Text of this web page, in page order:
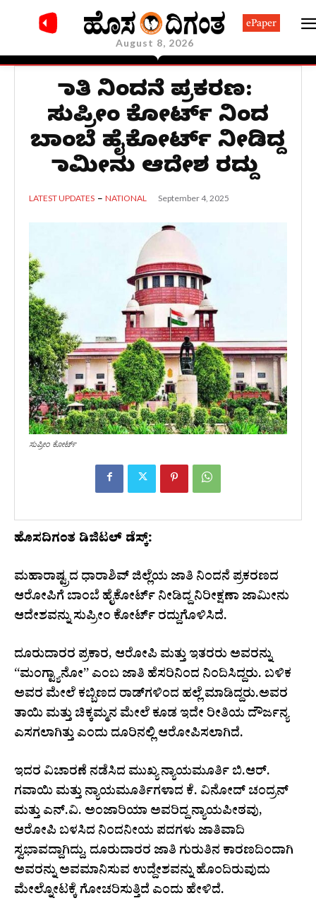
August 8, 2026
ePaper
ಜಾತಿ ನಿಂದನೆ ಪ್ರಕರಣ:
ಸುಪ್ರೀಂ ಕೋರ್ಟ್ ನಿಂದ
ಬಾಂಬೆ ಹೈಕೋರ್ಟ್ ನೀಡಿದ್ದ
ಜಾಮೀನು ಆದೇಶ ರದ್ದು
LATEST UPDATES NATIONAL September 4, 2025
ಸುಪ್ರೀಂ ಕೋರ್ಟ್‌
ಹೊಸದಿಗಂತ ಡಿಜಿಟಲ್ ಡೆಸ್ಕ್:
ಮಹಾರಾಷ್ಟ್ರದ ಧಾರಾಶಿವ್ ಜಿಲ್ಲೆಯ ಜಾತಿ ನಿಂದನೆ ಪ್ರಕರಣದ
ಆರೋಪಿಗೆ ಬಾಂಬೆ ಹೈಕೋರ್ಟ್ ನೀಡಿದ್ದ ನಿರೀಕ್ಷಣಾ ಜಾಮೀನು
ಆದೇಶವನ್ನು ಸುಪ್ರೀಂ ಕೋರ್ಟ್ ರದ್ದುಗೊಳಿಸಿದೆ.
ದೂರುದಾರರ ಪ್ರಕಾರ, ಆರೋಪಿ ಮತ್ತು ಇತರರು ಅವರನ್ನು
“ಮಂಗ್ಟ್ಯಾನೋ” ಎಂಬ ಜಾತಿ ಹೆಸರಿನಿಂದ ನಿಂದಿಸಿದ್ದರು. ಬಳಿಕ
ಅವರ ಮೇಲೆ ಕಬ್ಬಿಣದ ರಾಡ್‌ಗಳಿಂದ ಹಲ್ಲೆ ಮಾಡಿದ್ದರು.ಅವರ
ತಾಯಿ ಮತ್ತು ಚಿಕ್ಕಮ್ಮನ ಮೇಲೆ ಕೂಡ ಇದೇ ರೀತಿಯ ದೌರ್ಜನ್ಯ
ಎಸಗಲಾಗಿತ್ತು ಎಂದು ದೂರಿನಲ್ಲಿ ಆರೋಪಿಸಲಾಗಿದೆ.
ಇದರ ವಿಚಾರಣೆ ನಡೆಸಿದ ಮುಖ್ಯ ನ್ಯಾಯಮೂರ್ತಿ ಬಿ.ಆರ್.
ಗವಾಯಿ ಮತ್ತು ನ್ಯಾಯಮೂರ್ತಿಗಳಾದ ಕೆ. ವಿನೋದ್ ಚಂದ್ರನ್
ಮತ್ತು ಎನ್.ವಿ. ಅಂಜಾರಿಯಾ ಅವರಿದ್ದ ನ್ಯಾಯಪೀಠವು,
ಆರೋಪಿ ಬಳಸಿದ ನಿಂದನೀಯ ಪದಗಳು ಜಾತಿವಾದಿ
ಸ್ವಭಾವದ್ದಾಗಿದ್ದು, ದೂರುದಾರರ ಜಾತಿ ಗುರುತಿನ ಕಾರಣದಿಂದಾಗಿ
ಅವರನ್ನು ಅವಮಾನಿಸುವ ಉದ್ದೇಶವನ್ನು ಹೊಂದಿರುವುದು
ಮೇಲ್ನೋಟಕ್ಕೆ ಗೋಚರಿಸುತ್ತಿದೆ ಎಂದು ಹೇಳಿದೆ.